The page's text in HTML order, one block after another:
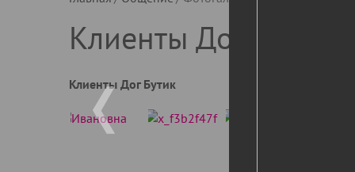
Клиенты Дог Бутик
Клиенты Дог Бутик